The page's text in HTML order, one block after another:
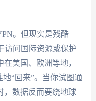
。但现实是残酷
访问国际资源或保护
美国、欧洲等地，
地“回来”。当你试图通
，数据反而要绕地球